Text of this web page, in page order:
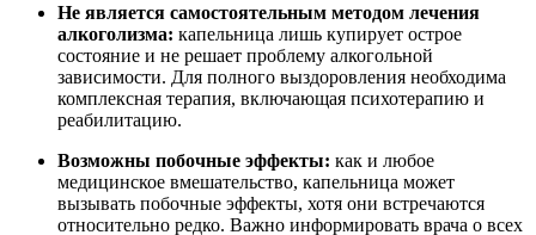
Не является самостоятельным методом лечения
алкоголизма: капельница лишь купирует острое
состояние и не решает проблему алкогольной
зависимости. Для полного выздоровления необходима
комплексная терапия, включающая психотерапию и
реабилитацию.
Возможны побочные эффекты: как и любое
медицинское вмешательство, капельница может
вызывать побочные эффекты, хотя они встречаются
относительно редко. Важно информировать врача о всех